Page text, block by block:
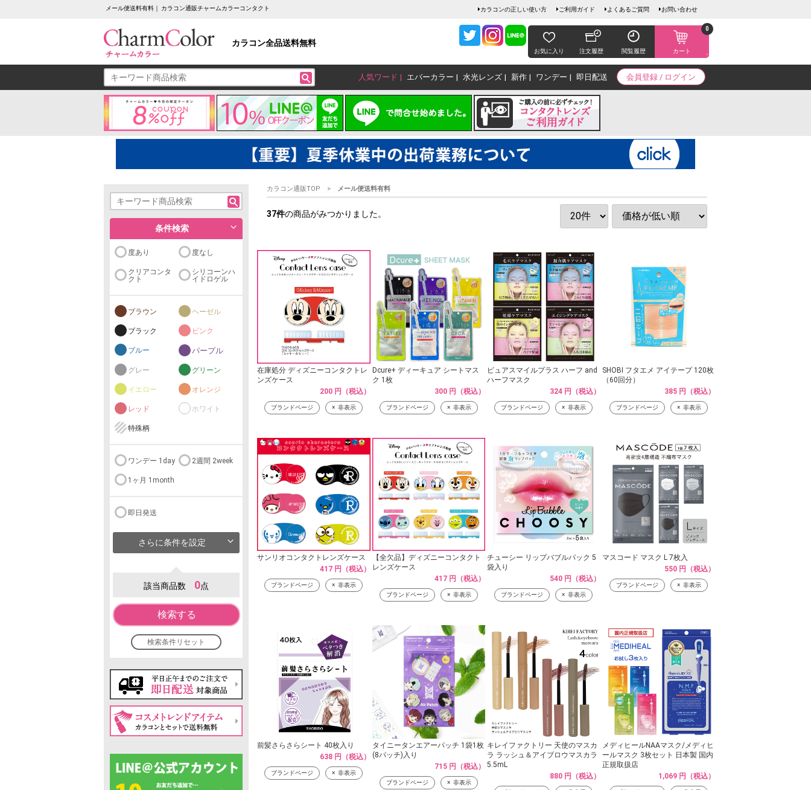
メール便送料有料｜ カラコン通販チャームカラーコンタクト カラコンの正しい使い方 ご利用ガイド よくあるご質問 お問い合わせ
カラコン全品送料無料
お気に入り 注文履歴 閲覧履歴 カート
0
会員登録 / ログイン
人気ワード エバーカラー 水光レンズ 新作 ワンデー 即日配送
条件検索
度あり 度なし
クリアコンタ
クト
シリコーンハ
イドロゲル
ブラウン ヘーゼル
ブラック ピンク
ブルー パープル
グレー グリーン
イエロー オレンジ
レッド ホワイト
特殊柄
ワンデー 1day 2週間 2week
1ヶ月 1month
即日発送
さらに条件を設定
該当商品数 0点
検索する
検索条件リセット
カラコン通販TOP メール便送料有料
37件の商品がみつかりました。
在庫処分 ディズニーコンタクトレ
ンズケース
200 円（税込）
ブランドページ 非表示
Dcure+ ディーキュア シートマス
ク 1枚
300 円（税込）
ブランドページ 非表示
ピュアスマイルプラス ハーフ and
ハーフマスク
324 円（税込）
ブランドページ 非表示
SHOBI フタエメ アイテープ 120枚
（60回分）
385 円（税込）
ブランドページ 非表示
サンリオコンタクトレンズケース
417 円（税込）
ブランドページ 非表示
【全欠品】ディズニーコンタクト
レンズケース
417 円（税込）
ブランドページ 非表示
チューシー リップバブルパック 5
袋入り
540 円（税込）
ブランドページ 非表示
マスコード マスク L 7枚入
550 円（税込）
ブランドページ 非表示
前髪さらさらシート 40枚入り
638 円（税込）
ブランドページ 非表示
タイニータンエアーパッチ 1袋1枚
(8パッチ)入り
715 円（税込）
ブランドページ 非表示
キレイファクトリー 天使のマスカ
ラ ラッシュ＆アイブロウマスカラ
5.5mL
880 円（税込）
メディヒールNAAマスク/メディヒ
ールマスク 3枚セット 日本製 国内
正規取扱店
1,069 円（税込）